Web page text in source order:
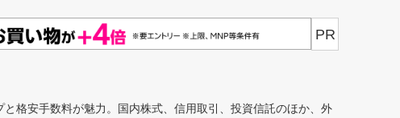
PR
格安手数料が魅力。国内株式、信用取引、投資信託のほか、外